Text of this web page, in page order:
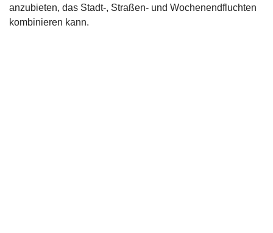
anzubieten, das Stadt-, Straßen- und Wochenendfluchten
kombinieren kann.